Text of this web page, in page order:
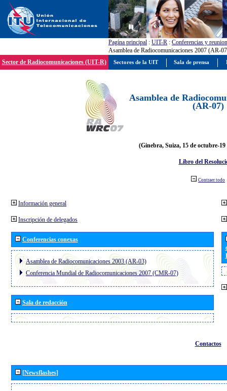
Pagína principal : UIT-R : Conferencias y
Asamblea de Radiocomunicaciones 2007 (AR-
Sector de Radiocomunicaciones (UIT-R)
Asamblea de
(AR-07)
(Ginebra, Suiza, 15 de octubre-19
Libro del
Contraer todo
Información general
Inscripción de delegados
Conferencias conexas
Asamblea de Radiocomunicaciones 2003 (AR-03)
Conferencia Mundial de Radiocomunicaciones 2007 (CMR-07)
Sala de redacción
Contactos
[Newsflashes]
Sectores de la UIT Sala de prensa